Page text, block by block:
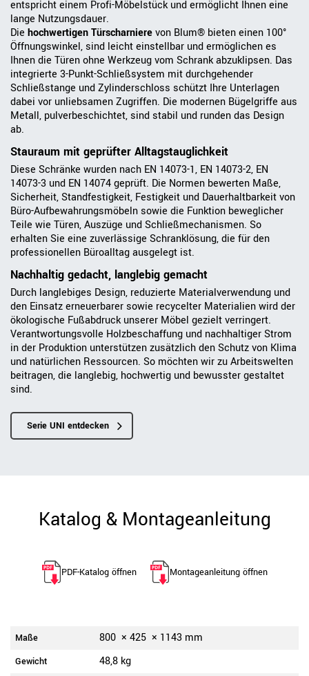
entspricht einem Profi-Möbelstück und ermöglicht Ihnen eine
lange Nutzungsdauer.
Die hochwertigen Türscharnierevon Blum® bieten einen 100°
Öffnungswinkel, sind leicht einstellbar und ermöglichen es
Ihnen die Türen ohne Werkzeug vom Schrank abzuklipsen. Das
integrierte 3-Punkt-Schließsystem mit durchgehender
Schließstange und Zylinderschloss schützt Ihre Unterlagen
dabei vor unliebsamen Zugriffen. Die modernen Bügelgriffe aus
Metall, pulverbeschichtet, sind stabil und runden das Design
ab.
Stauraum mit geprüfter Alltagstauglichkeit
Diese Schränke wurden nach EN 14073-1, EN 14073-2, EN
14073-3 und EN 14074 geprüft. Die Normen bewerten Maße,
Sicherheit, Standfestigkeit, Festigkeit und Dauerhaltbarkeit von
Büro-Aufbewahrungsmöbeln sowie die Funktion beweglicher
Teile wie Türen, Auszüge und Schließmechanismen. So
erhalten Sie eine zuverlässige Schranklösung, die für den
professionellen Büroalltag ausgelegt ist.
Nachhaltig gedacht, langlebig gemacht
Durch langlebiges Design, reduzierte Materialverwendung und
den Einsatz erneuerbarer sowie recycelter Materialien wird der
ökologische Fußabdruck unserer Möbel gezielt verringert.
Verantwortungsvolle Holzbeschaffung und nachhaltiger Strom
in der Produktion unterstützen zusätzlich den Schutz von Klima
und natürlichen Ressourcen. So möchten wir zu Arbeitswelten
beitragen, die langlebig, hochwertig und bewusster gestaltet
sind.
Serie UNI entdecken
Katalog & Montageanleitung
PDF-Katalog öffnen Montageanleitung öffnen
Maße 800 × 425 × 1143 mm
Gewicht 48,8 kg